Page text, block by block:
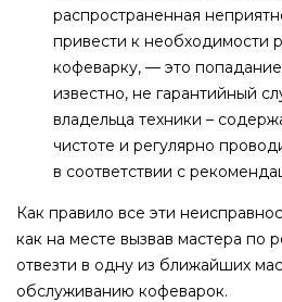
распространенная
привести к необходимости
кофеварку, — это
известно, не гарантийный
владельца техники –
чистоте и регулярно
в соответствии с
Как правило все эти
как на месте вызвав мастера по
отвезти в одну из ближайших
обслуживанию кофеварок.